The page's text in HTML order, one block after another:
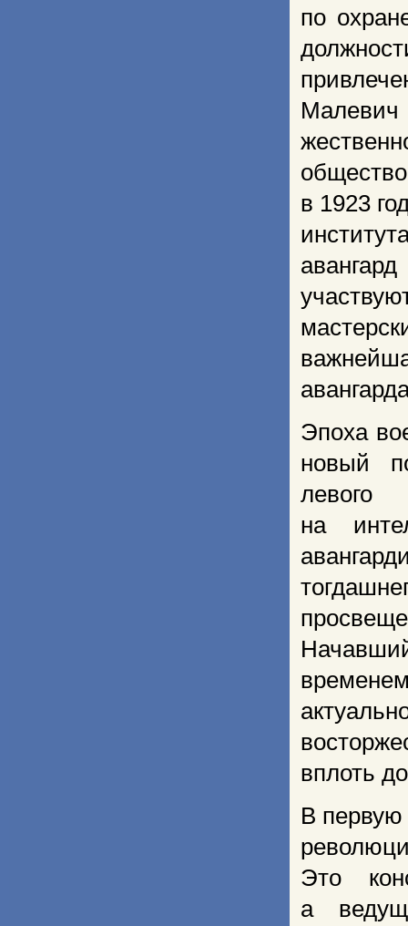
по
Малевич
в 1923
Эпоха
новый
левого
на
вплоть
В первую
Это
а